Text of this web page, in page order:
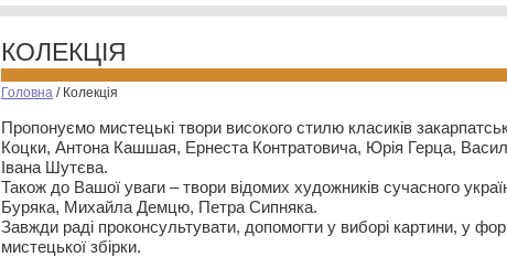
КОЛЕКЦІЯ
Головна / Колекція
Пропонуємо мистецькі твори високого стилю класиків
Коцки, Антона Кашшая, Ернеста Контратовича, Юрія Герца,
Івана Шутєва.
Також до Вашої уваги – твори відомих художників сучасного
Буряка, Михайла Демцю, Петра Сипняка.
Завжди раді проконсультувати, допомогти у виборі картини, у
мистецької збірки.